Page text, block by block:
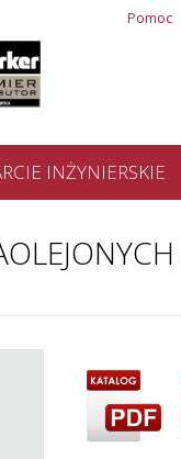
Pomoc
INŻYNIERSKIE